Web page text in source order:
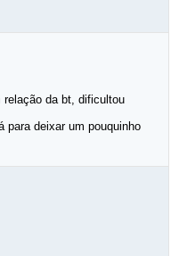
da bt, dificultou
para deixar um pouquinho